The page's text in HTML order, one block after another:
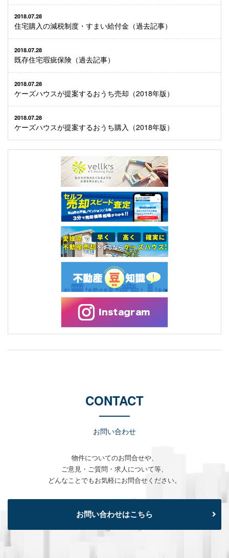
2018.07.28
住宅購入の減税制度・すまい給付金（過去記事）
2018.07.28
既存住宅瑕疵保険（過去記事）
2018.07.28
ケーズハウスが提案するおうち売却（2018年版）
2018.07.28
ケーズハウスが提案するおうち購入（2018年版）
CONTACT
お問い合わせ
物件についてのお問合せや、
ご意見・ご質問・求人について等、
どんなことでもお気軽にお問合せください。
お問い合わせはこちら